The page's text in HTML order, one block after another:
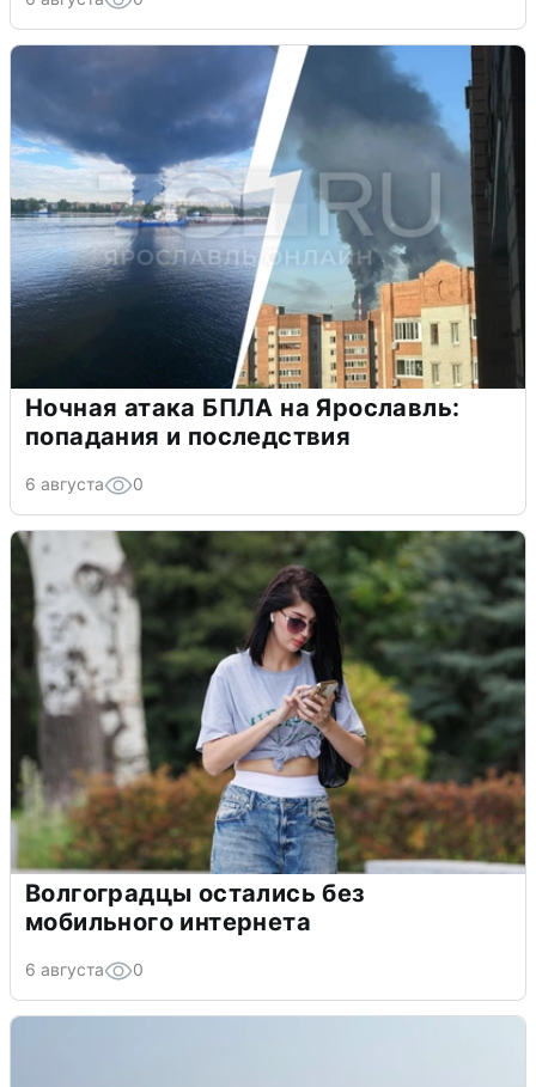
Ночная атака БПЛА на Ярославль:
попадания и последствия
6 августа 0
Волгоградцы остались без
мобильного интернета
6 августа 0